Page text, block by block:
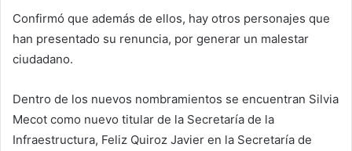
Confirmó que además de ellos, hay otros personajes que
han presentado su renuncia, por generar un malestar
ciudadano.
Dentro de los nuevos nombramientos se encuentran Silvia
Mecot como nuevo titular de la Secretaría de la
Infraestructura, Feliz Quiroz Javier en la Secretaría de